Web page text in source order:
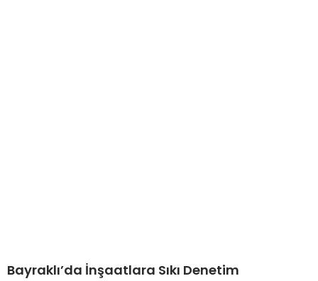
Bayraklı’da İnşaatlara Sıkı Denetim